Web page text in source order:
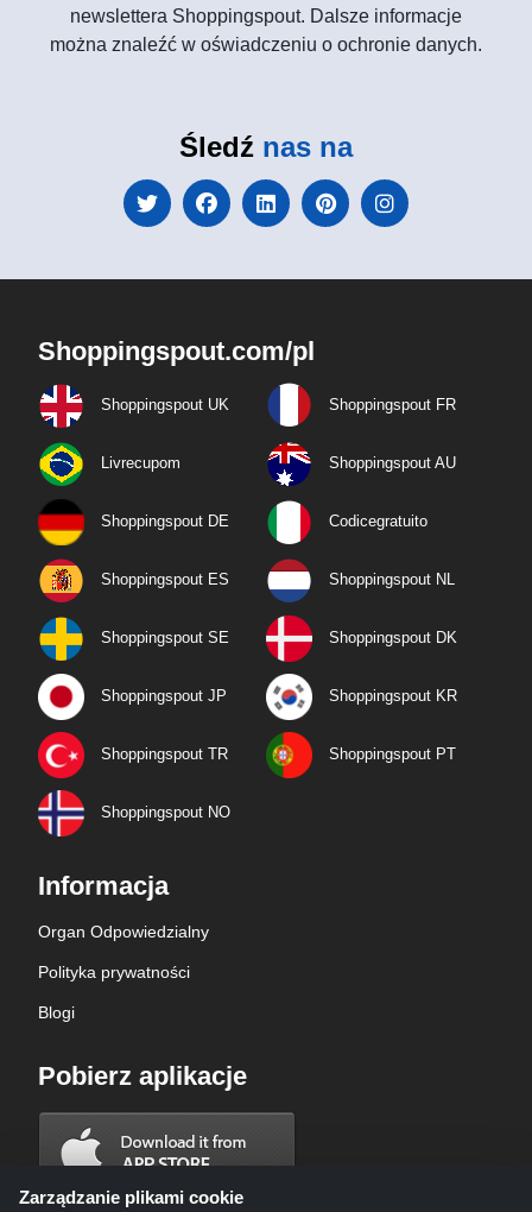
newslettera Shoppingspout. Dalsze informacje
można znaleźć w oświadczeniu o ochronie danych.
Śledź nas na
Shoppingspout.com/pl
Shoppingspout UK Shoppingspout FR
Livrecupom Shoppingspout AU
Shoppingspout DE Codicegratuito
Shoppingspout ES Shoppingspout NL
Shoppingspout SE Shoppingspout DK
Shoppingspout JP Shoppingspout KR
Shoppingspout TR Shoppingspout PT
Shoppingspout NO
Informacja
Organ Odpowiedzialny
Polityka prywatności
Blogi
Pobierz aplikacje
Zarządzanie plikami cookie